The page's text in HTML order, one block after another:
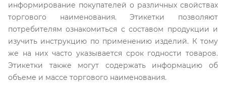
информирование покупателей о различных свойствах
торгового наименования. Этикетки позволяют
потребителям ознакомиться с составом продукции и
изучить инструкцию по применению изделий. К тому
же на них часто указывается срок годности товаров.
Этикетки также могут содержать информацию об
объеме и массе торгового наименования.